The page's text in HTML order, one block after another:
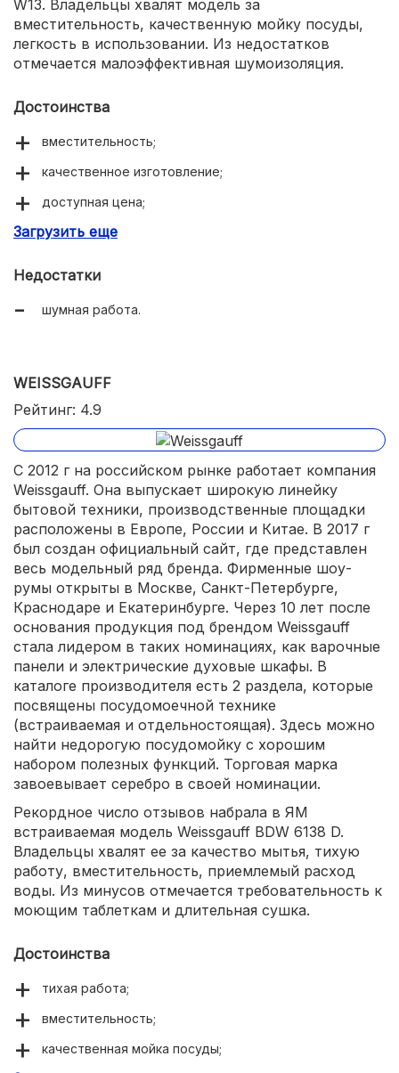
W13. Владельцы хвалят модель за
вместительность, качественную мойку посуды,
легкость в использовании. Из недостатков
отмечается малоэффективная шумоизоляция.
Достоинства
вместительность;
качественное изготовление;
доступная цена;
легкость в эксплуатации.
Загрузить еще
Недостатки
шумная работа.
WEISSGAUFF
Рейтинг: 4.9
С 2012 г на российском рынке работает компания
Weissgauff. Она выпускает широкую линейку
бытовой техники, производственные площадки
расположены в Европе, России и Китае. В 2017 г
был создан официальный сайт, где представлен
весь модельный ряд бренда. Фирменные шоу-
румы открыты в Москве, Санкт-Петербурге,
Краснодаре и Екатеринбурге. Через 10 лет после
основания продукция под брендом Weissgauff
стала лидером в таких номинациях, как варочные
панели и электрические духовые шкафы. В
каталоге производителя есть 2 раздела, которые
посвящены посудомоечной технике
(встраиваемая и отдельностоящая). Здесь можно
найти недорогую посудомойку с хорошим
набором полезных функций. Торговая марка
завоевывает серебро в своей номинации.
Рекордное число отзывов набрала в ЯМ
встраиваемая модель Weissgauff BDW 6138 D.
Владельцы хвалят ее за качество мытья, тихую
работу, вместительность, приемлемый расход
воды. Из минусов отмечается требовательность к
моющим таблеткам и длительная сушка.
Достоинства
тихая работа;
вместительность;
качественная мойка посуды;